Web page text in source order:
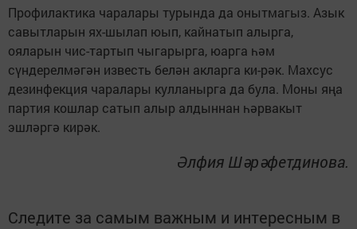
Профилактика чаралары турында да онытмагыз. Азык
савытларын ях-шылап юып, кайнатып алырга,
ояларын чис-тартып чыгарырга, юарга һәм
сүндерелмәгән известь белән акларга ки-рәк. Махсус
дезинфекция чаралары кулланырга да була. Моны яңа
партия кошлар сатып алыр алдыннан һәрвакыт
эшләргә кирәк.
Әлфия Шәрәфетдинова.
Следите за самым важным и интересным в